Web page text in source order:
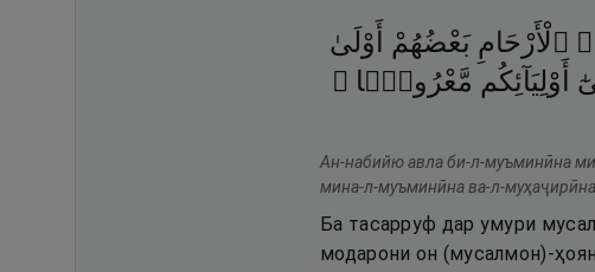
ٱلْأَرْحَامِ بَعْضُهُمْ
أَوْلَىٰ
أَوْلِيَآئِكُم مَّعْرُوفًۭا ۚ
Ан-набийю авла би-л-муъминӣна
мина-л-муъминӣна ва-л-
Ба тасарруф дар умури
модарони он (мусалмон)-